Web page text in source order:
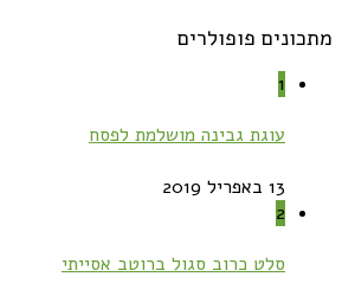
מתכונים פופולרים
1
עוגת גבינה מושלמת לפסח
13 באפריל 2019
2
סלט כרוב סגול ברוטב אסייתי